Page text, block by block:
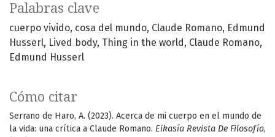
Palabras clave
cuerpo vivido cosa del mundo Claude Romano Edmund
Husserl Lived body Thing in the world
Claude Romano
Edmund Husserl
Cómo citar
Serrano de Haro, A. (2023). Acerca de mi cuerpo en el mundo de
la vida: una crítica a Claude Romano. Eikasía Revista De Filosofía,